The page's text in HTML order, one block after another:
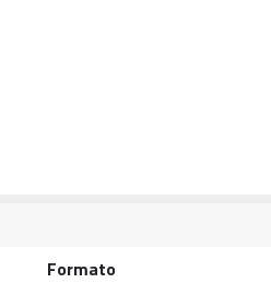
Formato